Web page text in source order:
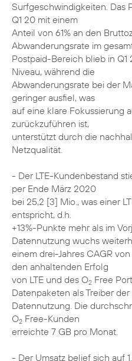
Surfgeschwindigkeiten. Das
Q1 20 mit einem
Anteil von 61% an den
Abwanderungsrate im
Postpaid-Bereich blieb in Q1
Niveau, während die
Abwanderungsrate bei der
geringer ausfiel, was
auf eine klare Fokussierung
zurückzuführen ist,
unterstützt durch die
Netzqualität.
- Der LTE-Kundenbestand
per Ende März 2020
bei 25,2 [3] Mio., was einer
entspricht, d.h.
+13%-Punkte mehr als im
Datennutzung wuchs
einem drei-Jahres CAGR
den anhaltenden Erfolg
von LTE und des O2 Free
Datenpaketen als Treiber der
Datennutzung. Die
O2 Free-Kunden
erreichte 7 GB pro Monat.
- Der Umsatz belief sich auf